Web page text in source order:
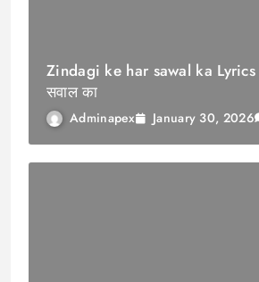
Zindagi ke har sawal ka
सवाल का
Adminapex January 30, 2026